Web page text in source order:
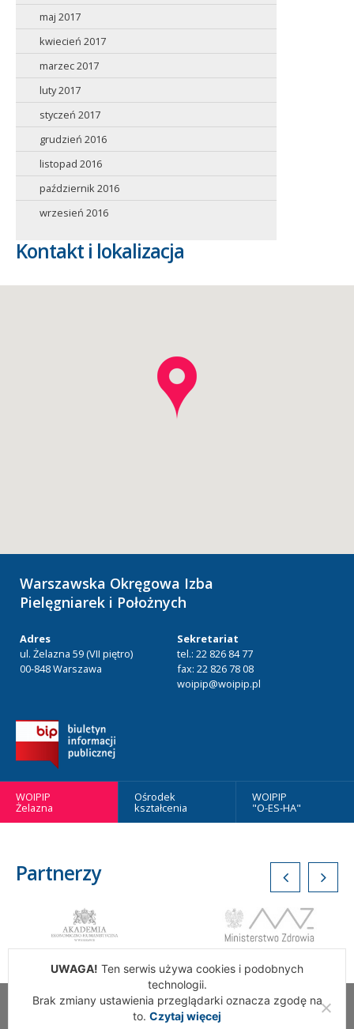
maj 2017
kwiecień 2017
marzec 2017
luty 2017
styczeń 2017
grudzień 2016
listopad 2016
październik 2016
wrzesień 2016
Kontakt i lokalizacja
Warszawska Okręgowa Izba
Pielęgniarek i Położnych
Adres
ul. Żelazna 59 (VII piętro)
00-848 Warszawa
Sekretariat
tel.: 22 826 84 77
fax: 22 826 78 08
woipip@woipip.pl
WOIPIP
Żelazna
Ośrodek
kształcenia
WOIPIP
"O-ES-HA"
Partnerzy
Wszelkie Prawa Zastrzeżone. Warszawska Okręgowa Izba
Pielęgniarek i Położnych
UWAGA! Ten serwis używa cookies i podobnych
technologii.
Brak zmiany ustawienia przeglądarki oznacza zgodę na
to. Czytaj więcej